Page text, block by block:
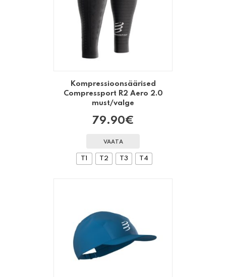
Kompressioonsäärised
Compressport R2 Aero 2.0
must/valge
79.90€
VAATA
T1 T2 T3 T4